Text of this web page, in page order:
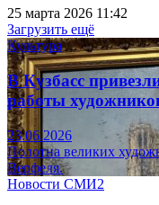
25 марта 2026 11:42
Загрузить ещё
Культура
В Кузбасс
работы
23.06.2026
Полотна великих
Верфеля.
Новости СМИ2